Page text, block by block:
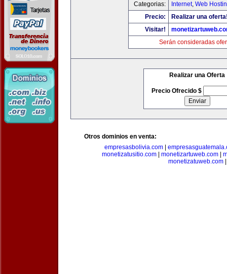
Categorias:
Internet, Web
Precio:
Realizar una
Visitar!
Serán consideradas
Realizar una Oferta
Precio Ofrecido $
Otros dominios en venta:
empresasbolivia.com
monetizatusitio.com
monetizartuweb.com
monetizatuweb.com|